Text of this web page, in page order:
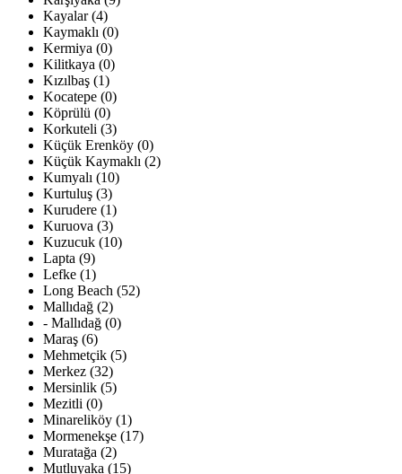
Kayalar (4)
Kaymaklı (0)
Kermiya (0)
Kilitkaya (0)
Kızılbaş (1)
Kocatepe (0)
Köprülü (0)
Korkuteli (3)
Küçük Erenköy (0)
Küçük Kaymaklı (2)
Kumyalı (10)
Kurtuluş (3)
Kurudere (1)
Kuruova (3)
Kuzucuk (10)
Lapta (9)
Lefke (1)
Long Beach (52)
Mallıdağ (2)
- Mallıdağ (0)
Maraş (6)
Mehmetçik (5)
Merkez (32)
Mersinlik (5)
Mezitli (0)
Minareliköy (1)
Mormenekşe (17)
Muratağa (2)
Mutluyaka (15)